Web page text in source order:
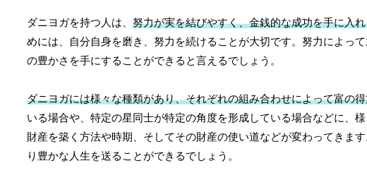
ダニヨガを持つ人は、 努力が実を結びやすく、金銭的な成功を手に入
めには、自分自身を磨き、努力を続けることが大切です。努力によっ
の豊かさを手にすることができると言えるでしょう。
ダニヨガには様々な種類があり、それぞれの組み合わせによって富の
いる場合や、特定の星同士が特定の角度を形成している場合などに、
財産を築く方法や時期、そしてその財産の使い道などが変わってきま
り豊かな人生を送ることができるでしょう。